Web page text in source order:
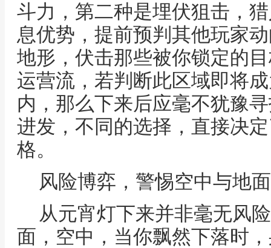
斗力，第二种是埋伏狙击，
息优势，提前预判其他玩家
地形，伏击那些被你锁定的
运营流，若判断此区域即将
内，那么下来后应毫不犹豫
进发，不同的选择，直接决
格。
风险博弈，警惕空中与地
从元宵灯下来并非毫无风
面，空中，当你飘然下落时